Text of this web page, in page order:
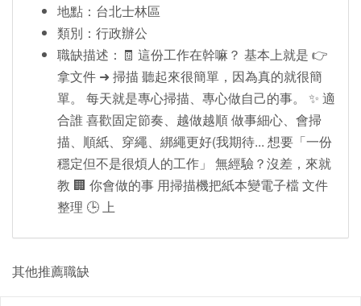
地點：台北士林區
類別：行政辦公
職缺描述：🧾 這份工作在幹嘛？ 基本上就是 👉
拿文件 ➜ 掃描 聽起來很簡單，因為真的就很簡
單。 每天就是專心掃描、專心做自己的事。 ✨ 適
合誰 喜歡固定節奏、越做越順 做事細心、會掃
描、順紙、穿繩、綁繩更好(我期待... 想要「一份
穩定但不是很煩人的工作」 無經驗？沒差，來就
教 🏢 你會做的事 用掃描機把紙本變電子檔 文件
整理 🕒 上
其他推薦職缺